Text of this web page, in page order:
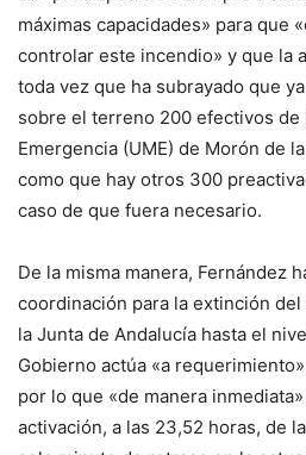
máximas capacidades» para que
controlar este incendio» y que la
toda vez que ha subrayado que
sobre el terreno 200 efectivos de
Emergencia (UME) de Morón de
como que hay otros 300
caso de que fuera necesario.
De la misma manera, Fernández
coordinación para la extinción
la Junta de Andalucía hasta el
Gobierno actúa «a
por lo que «de manera
activación, a las 23,52 horas, de